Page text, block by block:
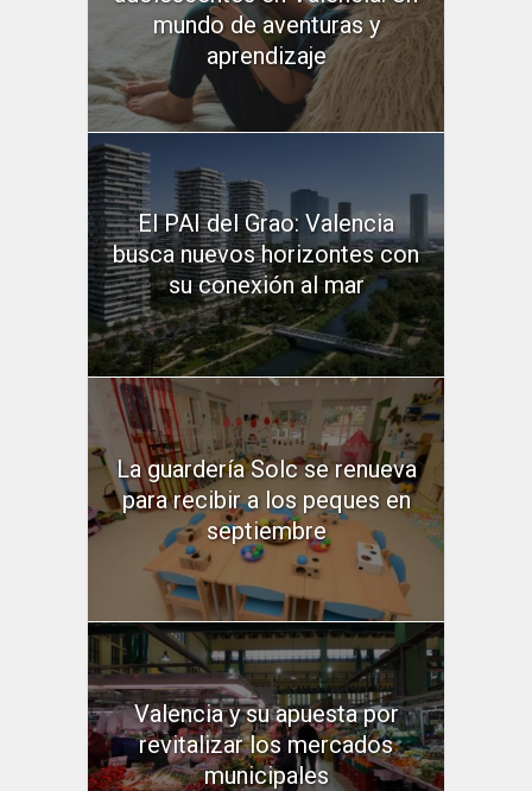
mundo de aventuras y
aprendizaje
El PAI del Grao: Valencia
busca nuevos horizontes con
su conexión al mar
La guardería Solc se renueva
para recibir a los peques en
septiembre
Valencia y su apuesta por
revitalizar los mercados
municipales